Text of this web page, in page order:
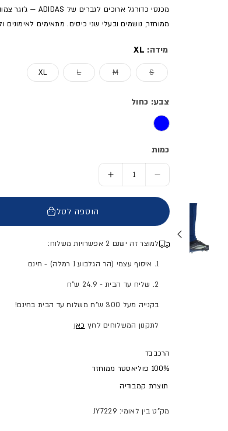
ממוחזר, נושמים ובעלי שני כיסים. מתאימים לאימונים
מידה: XL
Sאזל המלאי או מוצר לא זמין
Mאזל המלאי או מוצר לא זמין
Lאזל המלאי או מוצר לא
XL
צבע: כחול
כמות
הסר כמות ל- מכנסי כדורגל ארוכים -
הוסף כמות ל- מכנסי כדורגל
הוספה לסל
למוצר זה ישנם 2 אפשרויות משלוח:
1. איסוף עצמי (הר הגלבוע 1 רמלה) - חינם
2. שליח עד הבית - 24.9 ש"ח
בקנייה מעל 300 ש"ח משלוח עד הבית בחינם!
לתקנון המשלוחים לחץ כאן
הרכב בד
100% פוליאסטר ממוחזר
תוצרת קמבודיה
מק"ט בין לאומי: JY7229